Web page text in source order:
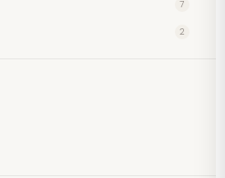
7
2